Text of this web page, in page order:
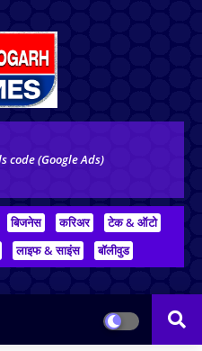
code (Google Ads)
बिजनेस करिअर
टेक & ऑटो
लाइफ & साइंस बॉलीवुड